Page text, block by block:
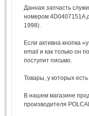
Данная запчасть
номером 4D0407151A
1998).
Если активна кнопка
email и как только он
поступит письмо.
Товары, у которых
В нашем магазине
производителя